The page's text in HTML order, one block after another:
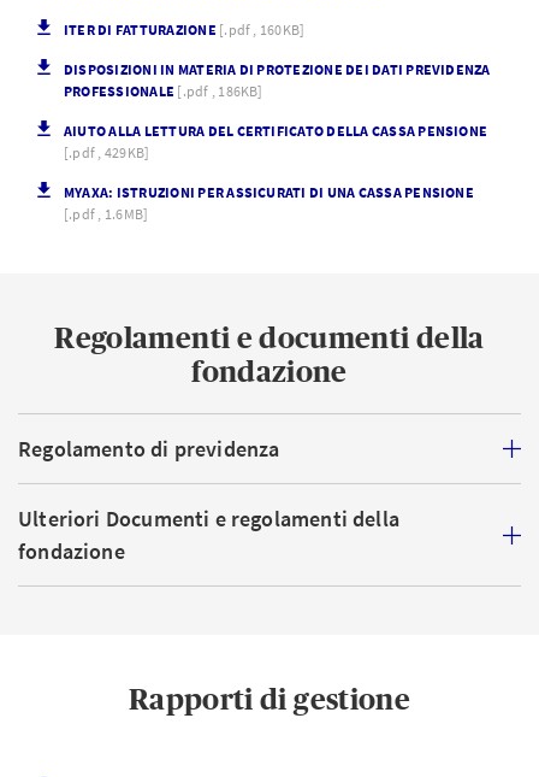
ITER DI FATTURAZIONE [.pdf , 160KB]
DISPOSIZIONI IN MATERIA DI PROTEZIONE DEI DATI PREVIDENZA
PROFESSIONALE [.pdf , 186KB]
AIUTO ALLA LETTURA DEL CERTIFICATO DELLA CASSA PENSIONE
[.pdf , 429KB]
MYAXA: ISTRUZIONI PER ASSICURATI DI UNA CASSA PENSIONE
[.pdf , 1.6MB]
Regolamenti e documenti della
fondazione
Regolamento di previdenza
Ulteriori Documenti e regolamenti della
fondazione
Rapporti di gestione